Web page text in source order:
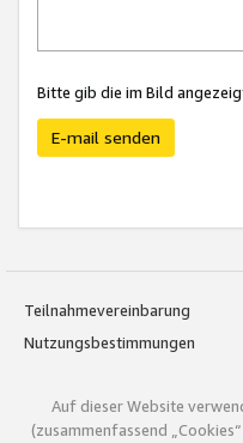
Bitte gib die im Bild
E-mail senden
Teilnahmevereinbarung
Nutzungsbestimmungen
Auf dieser Website
(zusammenfassend